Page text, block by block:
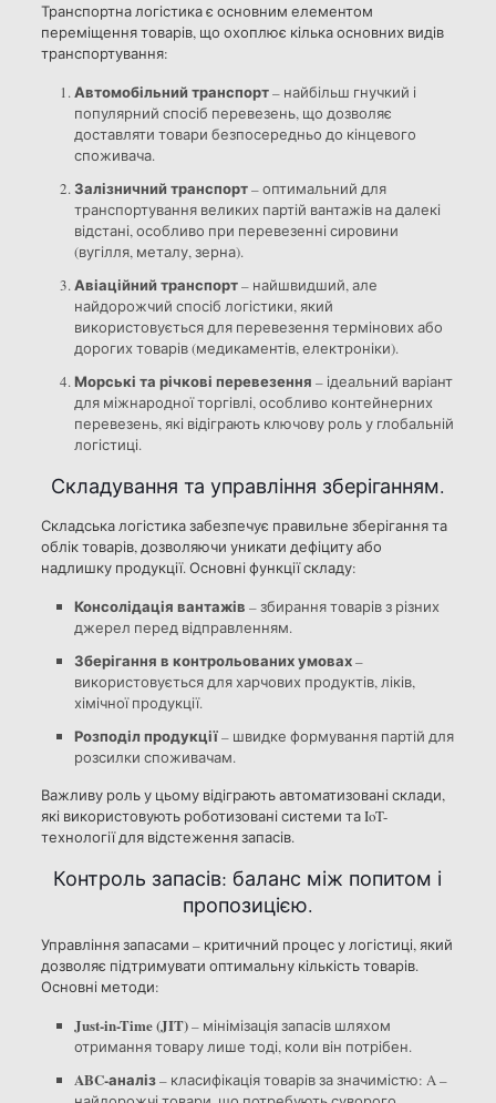
Транспортна логістика є основним елементом
переміщення товарів, що охоплює кілька основних видів
транспортування:
Автомобільний транспорт– найбільш гнучкий і
популярний спосіб перевезень, що дозволяє
доставляти товари безпосередньо до кінцевого
споживача.
Залізничний транспорт– оптимальний для
транспортування великих партій вантажів на далекі
відстані, особливо при перевезенні сировини
(вугілля, металу, зерна).
Авіаційний транспорт– найшвидший, але
найдорожчий спосіб логістики, який
використовується для перевезення термінових або
дорогих товарів (медикаментів, електроніки).
Морські та річкові перевезення – ідеальний варіант
для міжнародної торгівлі, особливо контейнерних
перевезень, які відіграють ключову роль у глобальній
логістиці.
Складування та управління зберіганням.
Складська логістика забезпечує правильне зберігання та
облік товарів, дозволяючи уникати дефіциту або
надлишку продукції. Основні функції складу:
Консолідація вантажів – збирання товарів з різних
джерел перед відправленням.
Зберігання в контрольованих умовах–
використовується для харчових продуктів, ліків,
хімічної продукції.
Розподіл продукції– швидке формування партій для
розсилки споживачам.
Важливу роль у цьому відіграють автоматизовані склади,
які використовують роботизовані системи та IoT-
технології для відстеження запасів.
Контроль запасів: баланс між попитом і
пропозицією.
Управління запасами – критичний процес у логістиці, який
дозволяє підтримувати оптимальну кількість товарів.
Основні методи:
Just-in-Time (JIT)– мінімізація запасів шляхом
отримання товару лише тоді, коли він потрібен.
ABC-аналіз– класифікація товарів за значимістю: A –